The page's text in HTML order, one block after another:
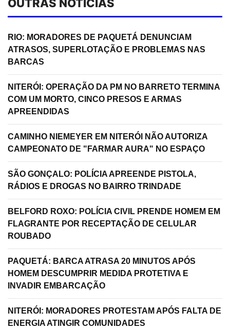
OUTRAS NOTÍCIAS
RIO: MORADORES DE PAQUETÁ DENUNCIAM
ATRASOS, SUPERLOTAÇÃO E PROBLEMAS NAS
BARCAS
NITERÓI: OPERAÇÃO DA PM NO BARRETO TERMINA
COM UM MORTO, CINCO PRESOS E ARMAS
APREENDIDAS
CAMINHO NIEMEYER EM NITERÓI NÃO AUTORIZA
CAMPEONATO DE "FARMAR AURA" NO ESPAÇO
SÃO GONÇALO: POLÍCIA APREENDE PISTOLA,
RÁDIOS E DROGAS NO BAIRRO TRINDADE
BELFORD ROXO: POLÍCIA CIVIL PRENDE HOMEM EM
FLAGRANTE POR RECEPTAÇÃO DE CELULAR
ROUBADO
PAQUETÁ: BARCA ATRASA 20 MINUTOS APÓS
HOMEM DESCUMPRIR MEDIDA PROTETIVA E
INVADIR EMBARCAÇÃO
NITERÓI: MORADORES PROTESTAM APÓS FALTA DE
ENERGIA ATINGIR COMUNIDADES